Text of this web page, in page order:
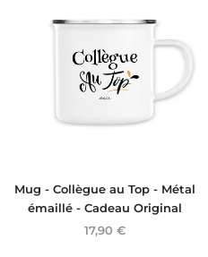
Mug - Collègue au Top - Métal
émaillé - Cadeau Original
17,90 €